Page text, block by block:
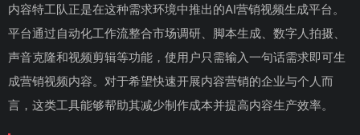
内容特工队正是在这种需求环境中推出的AI营销视频生成平台。
平台通过自动化工作流整合市场调研、脚本生成、数字人拍摄、
声音克隆和视频剪辑等功能，使用户只需输入一句话需求即可生
成营销视频内容。对于希望快速开展内容营销的企业与个人而
言，这类工具能够帮助其减少制作成本并提高内容生产效率。